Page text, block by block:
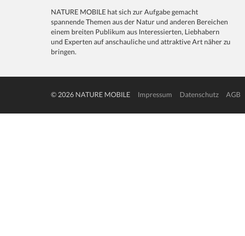
NATURE MOBILE hat sich zur Aufgabe gemacht
spannende Themen aus der Natur und anderen Bereichen
einem breiten Publikum aus Interessierten, Liebhabern
und Experten auf anschauliche und attraktive Art näher zu
bringen.
© 2026 NATURE MOBILE Impressum Datenschutz AGB